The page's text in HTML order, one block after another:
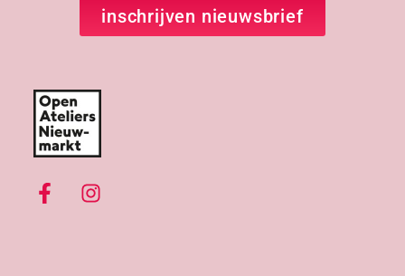
inschrijven nieuwsbrief